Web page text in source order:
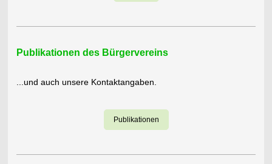
Publikationen des Bürgervereins
...und auch unsere Kontaktangaben.
Publikationen